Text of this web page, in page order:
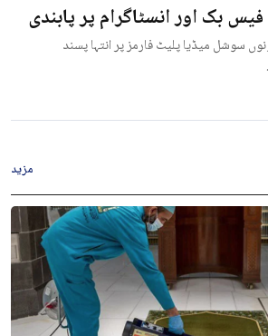
بک اور انسٹاگرام پر پابندی
سوشل میڈیا پلیٹ فارمز پر انتہا پسند
مزید